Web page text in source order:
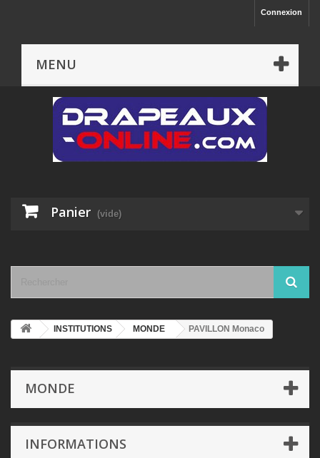
Connexion
MENU
Panier (vide)
INSTITUTIONS MONDE PAVILLON Monaco
MONDE
INFORMATIONS